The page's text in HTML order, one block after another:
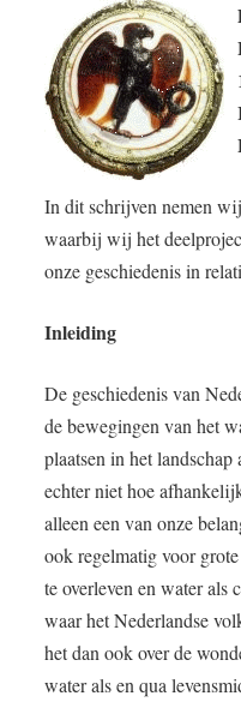
In dit schrijven nemen
waarbij wij het
onze geschiedenis in
Inleiding
De geschiedenis van
de bewegingen van het
plaatsen in het
echter niet hoe
alleen een van onze
ook regelmatig voor
te overleven en water als
waar het Nederlandse
het dan ook over de
water als en qua